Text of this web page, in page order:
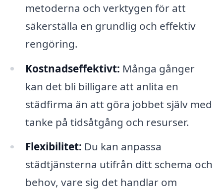
metoderna och verktygen för att
säkerställa en grundlig och effektiv
rengöring.
Kostnadseffektivt: Många gånger
kan det bli billigare att anlita en
städfirma än att göra jobbet själv med
tanke på tidsåtgång och resurser.
Flexibilitet: Du kan anpassa
städtjänsterna utifrån ditt schema och
behov, vare sig det handlar om